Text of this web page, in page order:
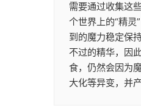
需要通过收集这
个世界上的“精
到的魔力稳定保
不过的精华，因
食，仍然会因为
大化等异变，并